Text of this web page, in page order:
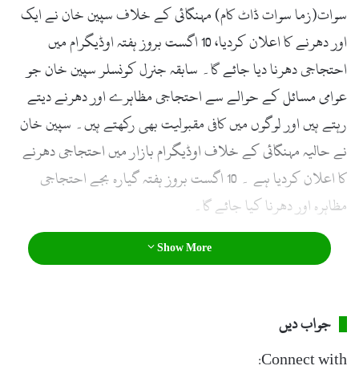
سوات(زما سوات ڈاٹ کام) مہنگائی کے خلاف سپین خان نے ایک
اور دھرنے کا اعلان کردیا، 10 اگست بروز ہفتہ اوڈیگرام میں
احتجاجی دھرنا دیا جائے گا۔ سابقہ جنرل کونسلر سپین خان جو
عوامی مسائل کے حوالے سے احتجاجی مظاہرے اور دھرنے دیتے
رہتے ہیں اور لوگوں میں کافی مقبولیت بھی رکھتے ہیں۔ سپین خان
نے حالیہ مہنگائی کے خلاف اوڈیگرام بازار میں احتجاجی دھرنے
کا اعلان کردیا ہے ۔ 10 اگست بروز ہفتہ گیارہ بجے احتجاجی
مظاہرہ اور دھرنا کیا جائے گا۔
Show More
جواب دیں
Connect with: